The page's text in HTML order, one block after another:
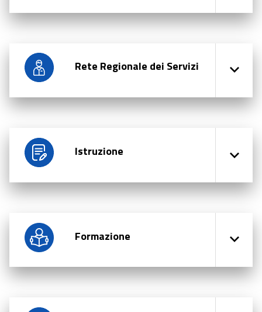
Rete Regionale dei Servizi
Istruzione
Formazione